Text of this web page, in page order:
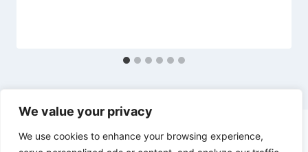
We value your privacy
We use cookies to enhance your browsing experience,